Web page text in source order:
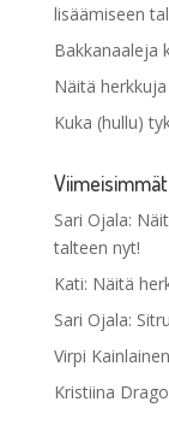
lisäämiseen
Bakkanaaleja
Näitä
Kuka (hullu)
Sari Ojala:
talteen nyt!
Kati: Näitä
Sari Ojala:
Virpi Kainlainen
Kristiina